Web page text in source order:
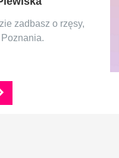
zadbasz o rzęsy,